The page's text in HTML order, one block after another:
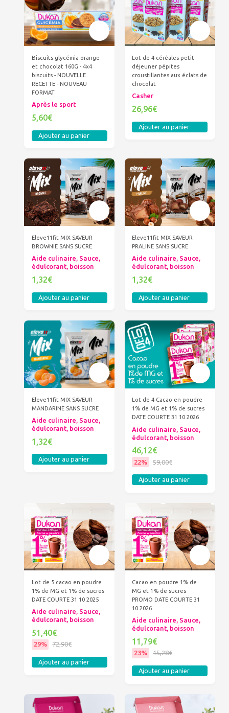
Biscuits glycémia orange
et chocolat 160G - 4x4
biscuits - NOUVELLE
RECETTE - NOUVEAU
FORMAT
Après le sport
5,60€
Ajouter au panier
Lot de 4 céréales petit
déjeuner pépites
croustillantes aux éclats de
chocolat
Casher
26,96€
Ajouter au panier
Eleve11fit MIX SAVEUR
BROWNIE SANS SUCRE
Aide culinaire, Sauce,
édulcorant, boisson
1,32€
Ajouter au panier
Eleve11fit MIX SAVEUR
PRALINE SANS SUCRE
Aide culinaire, Sauce,
édulcorant, boisson
1,32€
Ajouter au panier
Eleve11fit MIX SAVEUR
MANDARINE SANS SUCRE
Aide culinaire, Sauce,
édulcorant, boisson
1,32€
Ajouter au panier
Lot de 4 Cacao en poudre
1% de MG et 1% de sucres
DATE COURTE 31 10 2026
Aide culinaire, Sauce,
édulcorant, boisson
46,12€
22% 59,00€
Ajouter au panier
Lot de 5 cacao en poudre
1% de MG et 1% de sucres
DATE COURTE 31 10 2025
Aide culinaire, Sauce,
édulcorant, boisson
51,40€
29% 72,90€
Ajouter au panier
Cacao en poudre 1% de
MG et 1% de sucres
PROMO DATE COURTE 31
10 2026
Aide culinaire, Sauce,
édulcorant, boisson
11,79€
23% 15,28€
Ajouter au panier